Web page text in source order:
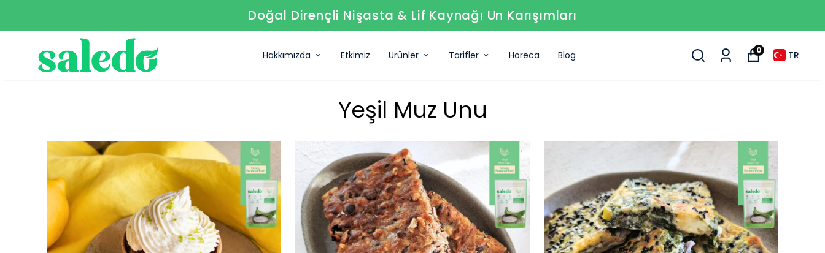
Doğal Dirençli Nişasta & Lif Kaynağı Un Karışımları
Hakkımızda Etkimiz Ürünler Tarifler Horeca Blog 0 TR
Yeşil Muz Unu